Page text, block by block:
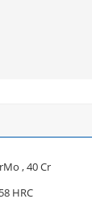
, 40 Cr
HRC